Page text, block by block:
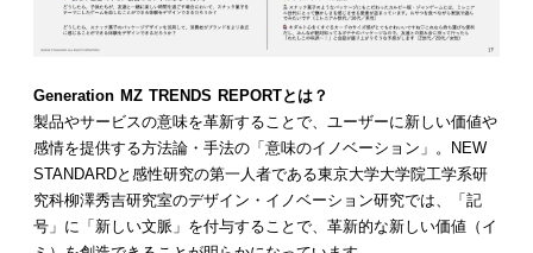
Generation MZ TRENDS REPORTとは？
製品やサービスの意味を革新することで、ユーザーに新しい価値や
感情を提供する方法論・手法の「意味のイノベーション」。NEW
STANDARDと感性研究の第一人者である東京大学大学院工学系研
究科柳澤秀吉研究室のデザイン・イノベーション研究では、「記
号」に「新しい文脈」を付与することで、革新的な新しい価値（イ